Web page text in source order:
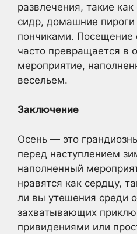
развлечения, такие
сидр, домашние
пончиками. Посещение
часто превращается в
мероприятие,
весельем.
Заключение
Осень — это
перед наступлением
наполненный
нравятся как сердцу,
ли вы утешения среди
захватывающих
привидениями или